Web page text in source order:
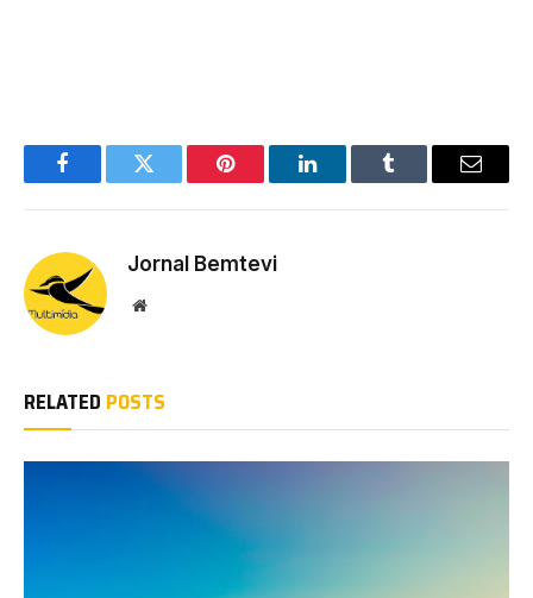
FacebookTwitter Pinterest LinkedInTumblr Email
Jornal Bemtevi
Website
RELATED POSTS